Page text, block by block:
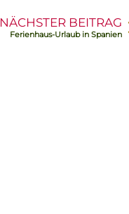
NÄCHSTER BEITRAG
Ferienhaus-Urlaub in Spanien